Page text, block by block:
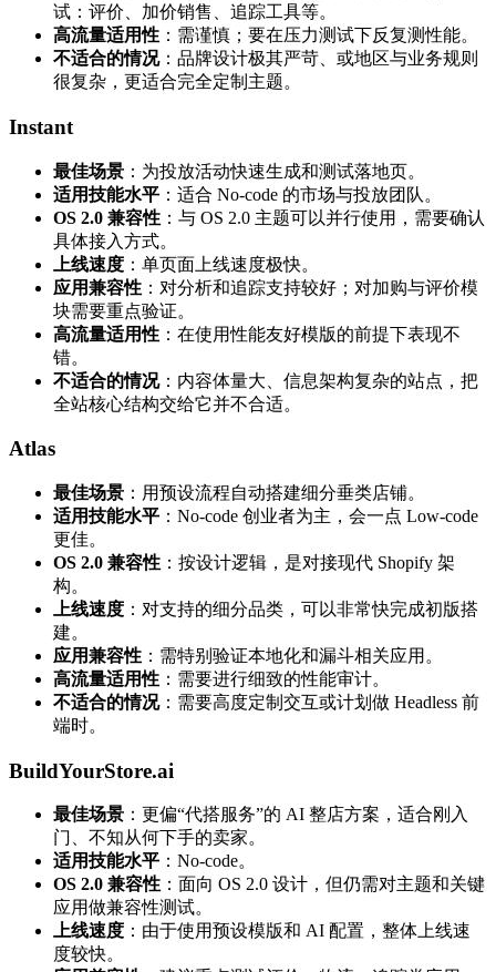
试：评价、加价销售、追踪工具等。
高流量适用性 ：需谨慎；要在压力测试下反复测性能。
不适合的情况：品牌设计极其严苛、或地区与业务规则
很复杂，更适合完全定制主题。
Instant
最佳场景 ：为投放活动快速生成和测试落地页。
适用技能水平 ：适合 No-code 的市场与投放团队。
OS 2.0 兼容性 ：与 OS 2.0 主题可以并行使用，需要确认
具体接入方式。
上线速度 ：单页面上线速度极快。
应用兼容性 ：对分析和追踪支持较好；对加购与评价模
块需要重点验证。
高流量适用性 ：在使用性能友好模版的前提下表现不
错。
不适合的情况：内容体量大、信息架构复杂的站点，把
全站核心结构交给它并不合适。
Atlas
最佳场景 ：用预设流程自动搭建细分垂类店铺。
适用技能水平 ：No-code 创业者为主，会一点 Low-code
更佳。
OS 2.0 兼容性 ：按设计逻辑，是对接现代 Shopify 架
构。
上线速度 ：对支持的细分品类，可以非常快完成初版搭
建。
应用兼容性 ：需特别验证本地化和漏斗相关应用。
高流量适用性 ：需要进行细致的性能审计。
不适合的情况：需要高度定制交互或计划做 Headless 前
端时。
BuildYourStore.ai
最佳场景 ：更偏“代搭服务”的 AI 整店方案，适合刚入
门、不知从何下手的卖家。
适用技能水平 ：No-code。
OS 2.0 兼容性 ：面向 OS 2.0 设计，但仍需对主题和关键
应用做兼容性测试。
上线速度 ：由于使用预设模版和 AI 配置，整体上线速
度较快。